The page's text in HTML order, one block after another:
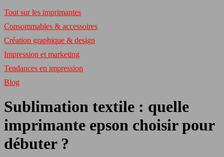
Tout sur les imprimantes
Consommables & accessoires
Création graphique & design
Impression et marketing
Tendances en impression
Blog
Sublimation textile : quelle
imprimante epson choisir pour
débuter ?